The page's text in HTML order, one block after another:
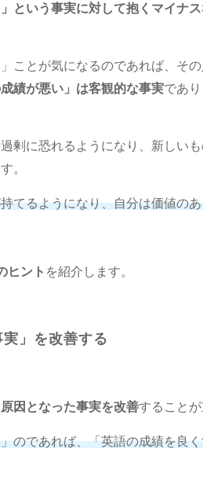
という事実に対して抱くマイナ
ことが気になるのであれば、そ
成績が悪い」は客観的な事実であり
剰に恐れるようになり、新しい
。
てるようになり、自分は価値の
ヒント を紹介します。
」を改善する
原因となった事実を改善することが
のであれば、「英語の成績を良